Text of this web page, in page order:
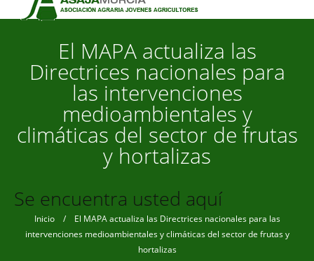
El MAPA actualiza las
Directrices nacionales para
las intervenciones
medioambientales y
climáticas del sector de frutas
y hortalizas
Se encuentra usted aquí
Inicio/ El MAPA actualiza las Directrices nacionales para las
intervenciones medioambientales y climáticas del sector de frutas y
hortalizas